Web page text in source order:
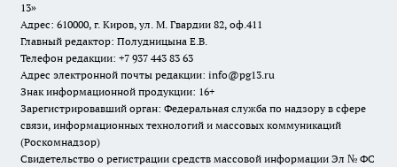
13»
Адрес: 610000, г. Киров, ул. М. Гвардии 82, оф.411
Главный редактор: Полудницына Е.В.
Телефон редакции: +7 937 443 83 63
Адрес электронной почты редакции: info@pg13.ru
Знак информационной продукции: 16+
Зарегистрировавший орган: Федеральная служба по надзору в сфере
связи, информационных технологий и массовых коммуникаций
(Роскомнадзор)
Свидетельство о регистрации средств массовой информации Эл № ФС